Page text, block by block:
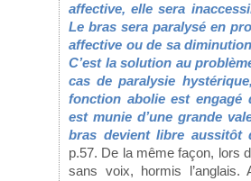
affective, elle sera
Le bras sera paralysé en
affective ou de sa
C’est la solution au
cas de paralysie
fonction abolie est engagé
est munie d’une grande
bras devient libre aussitôt
p.57. De la même façon, lors
sans voix, hormis l’anglais.